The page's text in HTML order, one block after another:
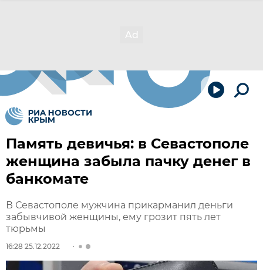
Память девичья: в Севастополе
женщина забыла пачку денег в
банкомате
В Севастополе мужчина прикарманил деньги
забывчивой женщины, ему грозит пять лет
тюрьмы
16:28 25.12.2022